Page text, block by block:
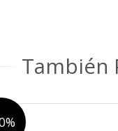
También